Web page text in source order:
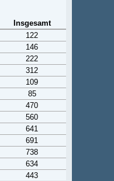
Insgesamt
122
146
222
312
109
85
470
560
641
691
738
634
443